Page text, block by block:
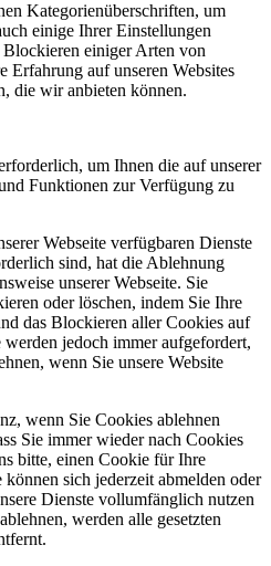
Kategorienüberschriften, um
einige Ihrer Einstellungen
Blockieren einiger Arten von
auf unseren Websites
die wir anbieten können.
um Ihnen die auf unserer
Funktionen zur Verfügung zu
Webseite verfügbaren Dienste
sind, hat die Ablehnung
unserer Webseite. Sie
oder löschen, indem Sie Ihre
das Blockieren aller Cookies auf
jedoch immer aufgefordert,
wenn Sie unsere Website
wenn Sie Cookies ablehnen
Sie immer wieder nach Cookies
bitte, einen Cookie für Ihre
sich jederzeit abmelden oder
Dienste vollumfänglich nutzen
werden alle gesetzten